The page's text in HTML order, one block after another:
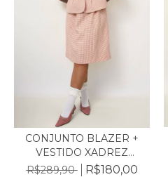
CONJUNTO BLAZER +
VESTIDO XADREZ
VINTAGE
R$289,90 R$180,00